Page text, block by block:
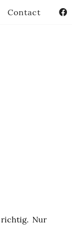
richtig. Nur
Contact